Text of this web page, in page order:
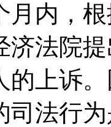
月内，
济法院
的上诉
司法行